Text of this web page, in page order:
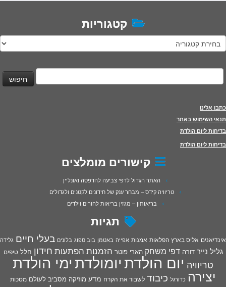
קטגוריות
קטגוריות
חיפוש:
כתבו אלינו
תנאי השימוש באתר
בדיחות ליום הולדת
בדיחות ליום הולדת
קישורים מומלצים
האתר הגדול לדפי צביעה להדפסה ואונליין
טריוויה קידס – מבחר ענק של חידונים לקטנים ולגדולים
בריאותון – מגזין בריאות להורים וילדים
תגיות
אינדיאנים אליס בארץ הפלאות אמנות אפייה באטמן בוב ספוג בלונים בעלי חיים גלידה
גליל נייר דורה דפי משחק הארי פוטר הזמנות הפתעות חידון חלל טיפים
טריוויה יום הולדתיומולדתימי הולדת
יצירה כדורגל כיבוד לשבור את הקרח מדע מוזיקה מסביב לעולם מסכות